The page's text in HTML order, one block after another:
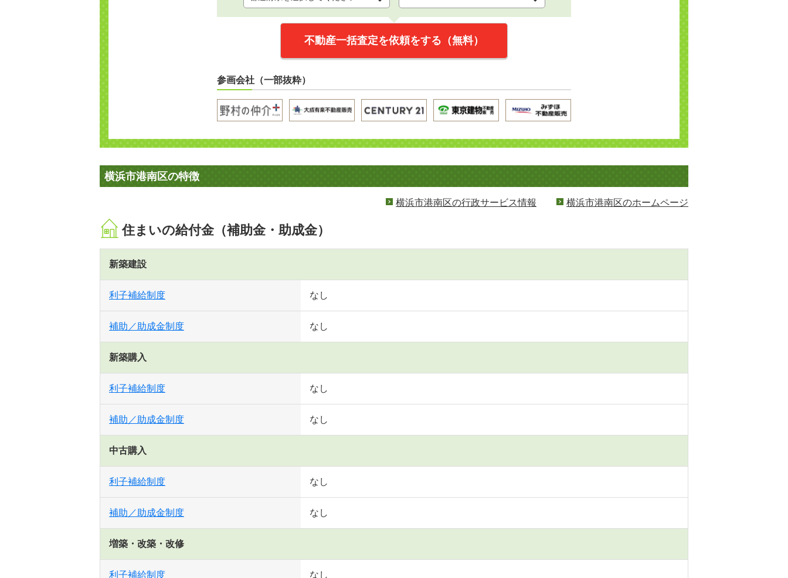
不動産一括査定を依頼をする（無料）
参画会社（一部抜粋）
横浜市港南区の特徴
横浜市港南区の行政サービス情報 横浜市港南区のホームページ
住まいの給付金（補助金・助成金）
新築建設
利子補給制度 なし
補助／助成金制度 なし
新築購入
利子補給制度 なし
補助／助成金制度 なし
中古購入
利子補給制度 なし
補助／助成金制度 なし
増築・改築・改修
利子補給制度 なし